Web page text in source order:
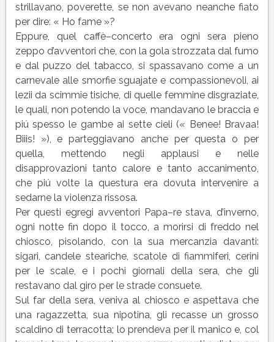
strillavano, poverette, se non avevano neanche fiato
per dire: « Ho fame »?
Eppure, quel caffè–concerto era ogni sera pieno
zeppo d’avventori che, con la gola strozzata dal fumo
e dal puzzo del tabacco, si spassavano come a un
carnevale alle smorfie sguajate e compassionevoli, ai
lezii da scimmie tisiche, di quelle femmine disgraziate,
le quali, non potendo la voce, mandavano le braccia e
piú spesso le gambe ai sette cieli (« Benee! Bravaa!
Biiis! »), e parteggiavano anche per questa o per
quella, mettendo negli applausi e nelle
disapprovazioni tanto calore e tanto accanimento,
che piú volte la questura era dovuta intervenire a
sedarne la violenza rissosa.
Per questi egregi avventori Papa–re stava, d’inverno,
ogni notte fin dopo il tocco, a morirsi di freddo nel
chiosco, pisolando, con la sua mercanzia davanti:
sigari, candele steariche, scatole di fiammiferi, cerini
per le scale, e i pochi giornali della sera, che gli
restavano dal giro per le strade consuete.
Sul far della sera, veniva al chiosco e aspettava che
una ragazzetta, sua nipotina, gli recasse un grosso
scaldino di terracotta; lo prendeva per il manico e, col